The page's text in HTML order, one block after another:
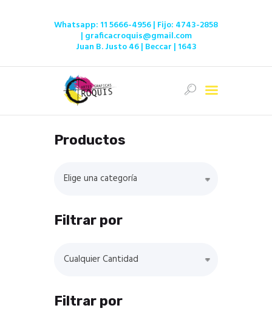
Whatsapp: 11 5666-4956| Fijo: 4743-2858
| graficacroquis@gmail.com
Juan B. Justo 46 | Beccar | 1643
Inicio
Ofertas
Tienda
Servicios
Contacto
Productos
Elige una categoría
Filtrar por
Cualquier Cantidad
Filtrar por